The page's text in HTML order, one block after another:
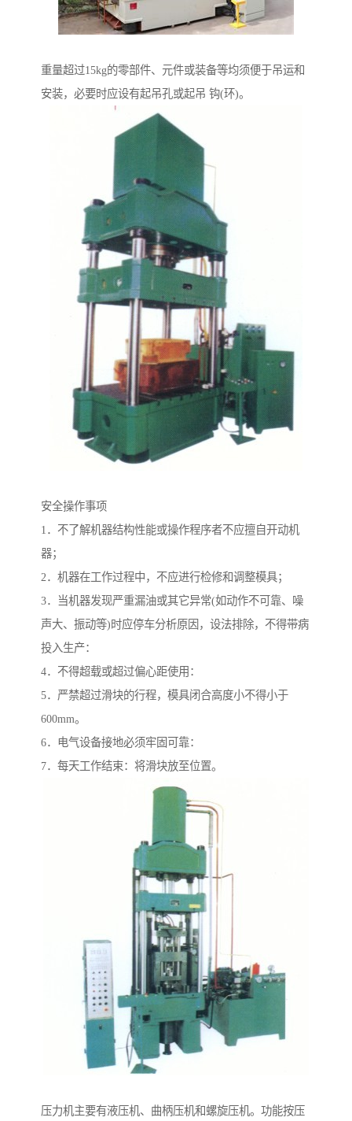
重量超过15kg的零部件、元件或装备等均须便于吊运和
安装，必要时应设有起吊孔或起吊 钩(环)。
安全操作事项
1．不了解机器结构性能或操作程序者不应擅自开动机
器；
2．机器在工作过程中，不应进行检修和调整模具；
3．当机器发现严重漏油或其它异常(如动作不可靠、噪
声大、振动等)时应停车分析原因，设法排除，不得带病
投入生产：
4．不得超载或超过偏心距使用：
5．严禁超过滑块的行程，模具闭合高度小不得小于
600mm。
6．电气设备接地必须牢固可靠：
7．每天工作结束：将滑块放至位置。
压力机主要有液压机、曲柄压机和螺旋压机。功能按压